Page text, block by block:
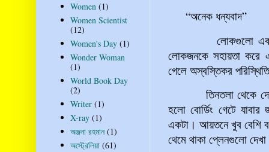
“অনেক ধন্যবাদ”
লোকগুলো একসাথে
লোকজনকে সহায়তা করে
গেলে অস্বস্তিকর
তিনতলা থেকে
হলো বোর্ডিং গেটে
একটা। আয়তনে খুব বেশি
থেমে থাকা প্লেনগুলো দেখা
Women (1)
Women Scientist
(12)
Women's Day (1)
Wonder Woman
(1)
World Book Day
(2)
Writer (1)
X-ray (1)
অঞ্জনা রহমান (1)
অস্ট্রেলিয়া (61)